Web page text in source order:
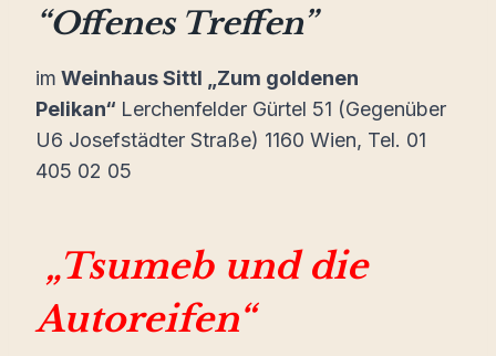
“Offenes Treffen”
im Weinhaus Sittl „Zum goldenen
Pelikan“ Lerchenfelder Gürtel 51 (Gegenüber
U6 Josefstädter Straße) 1160 Wien, Tel. 01
405 02 05
„Tsumeb und die
Autoreifen“